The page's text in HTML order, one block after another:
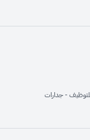
opens in new
opens in
opens in
opens in
opens in new
opens in new
- جداراتin new window